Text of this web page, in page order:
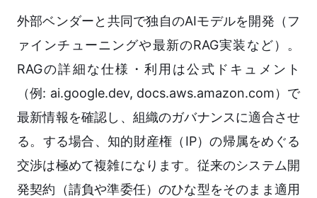
外部ベンダーと共同で独自のAIモデルを開発（フ
ァインチューニングや最新のRAG実装など）。
RAGの詳細な仕様・利用は公式ドキュメント
（例: ai.google.dev, docs.aws.amazon.com）で
最新情報を確認し、組織のガバナンスに適合させ
る。する場合、知的財産権（IP）の帰属をめぐる
交渉は極めて複雑になります。従来のシステム開
発契約（請負や準委任）のひな型をそのまま適用